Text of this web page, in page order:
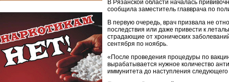
В Рязанской области началась
сообщила заместитель главврача по
В первую очередь, врач призвала не
последствия или даже привести к
страдающие от хронических
сентября по ноябрь.
«После проведения процедуры по
вырабатывается нужное количество
иммунитета до наступления